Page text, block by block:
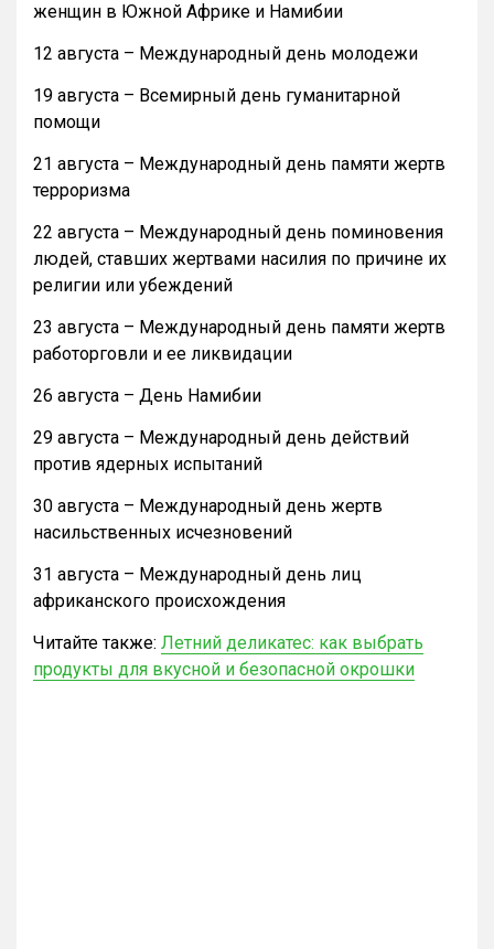
женщин в Южной Африке и Намибии
12 августа – Международный день молодежи
19 августа – Всемирный день гуманитарной
помощи
21 августа – Международный день памяти жертв
терроризма
22 августа – Международный день поминовения
людей, ставших жертвами насилия по причине их
религии или убеждений
23 августа – Международный день памяти жертв
работорговли и ее ликвидации
26 августа – День Намибии
29 августа – Международный день действий
против ядерных испытаний
30 августа – Международный день жертв
насильственных исчезновений
31 августа – Международный день лиц
африканского происхождения
Читайте также: Летний деликатес: как выбрать
продукты для вкусной и безопасной окрошки